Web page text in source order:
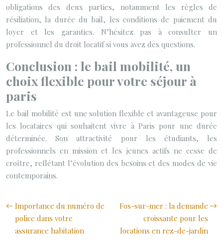
obligations des deux parties, notamment les règles de
résiliation, la durée du bail, les conditions de paiement du
loyer et les garanties. N’hésitez pas à consulter un
professionnel du droit locatif si vous avez des questions.
Conclusion : le bail mobilité, un
choix flexible pour votre séjour à
paris
Le bail mobilité est une solution flexible et avantageuse pour
les locataires qui souhaitent vivre à Paris pour une durée
déterminée. Son attractivité pour les étudiants, les
professionnels en mission et les jeunes actifs ne cesse de
croître, reflétant l’évolution des besoins et des modes de vie
contemporains.
Importance du numéro de
police dans votre
assurance habitation
Fos-sur-mer : la demande
croissante pour les
locations en rez-de-jardin